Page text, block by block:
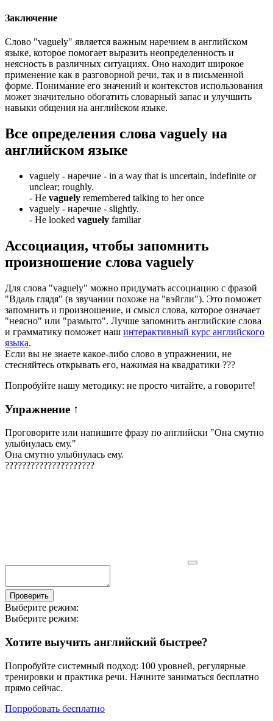
Заключение
Слово "vaguely" является важным наречием в английском
языке, которое помогает выразить неопределенность и
неясность в различных ситуациях. Оно находит широкое
применение как в разговорной речи, так и в письменной
форме. Понимание его значений и контекстов использования
может значительно обогатить словарный запас и улучшить
навыки общения на английском языке.
Все определения слова vaguely на
английском языке
vaguely - наречие - in a way that is uncertain, indefinite or
unclear; roughly.
- He vaguely remembered talking to her once
vaguely - наречие - slightly.
- He looked vaguely familiar
Ассоциация, чтобы запомнить
произношение слова vaguely
Для слова "vaguely" можно придумать ассоциацию с фразой
"Вдаль глядя" (в звучании похоже на "вэйгли"). Это поможет
запомнить и произношение, и смысл слова, которое означает
"неясно" или "размыто". Лучше запомнить английские слова
и грамматику поможет наш интерактивный курс английского
языка.
Если вы не знаете какое-либо слово в упражнении, не
стесняйтесь открывать его, нажимая на квадратики ???
Попробуйте нашу методику: не просто читайте, а говорите!
Упражнение ↑
Проговорите или напишите фразу по английски "Она смутно
улыбнулась ему."
Она смутно улыбнулась ему.
?????????????????????
Проверить
Выберите режим:
Выберите режим:
Хотите выучить английский быстрее?
Попробуйте системный подход: 100 уровней, регулярные
тренировки и практика речи. Начните заниматься бесплатно
прямо сейчас.
Попробовать бесплатно